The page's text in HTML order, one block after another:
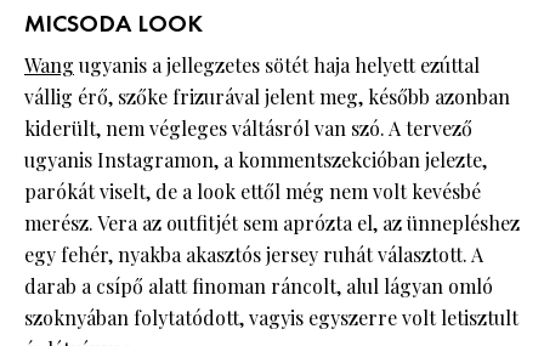
MICSODA LOOK
Wang ugyanis a jellegzetes sötét haja helyett ezúttal
vállig érő, szőke frizurával jelent meg, később azonban
kiderült, nem végleges váltásról van szó. A tervező
ugyanis Instagramon, a kommentszekcióban jelezte,
parókát viselt, de a look ettől még nem volt kevésbé
merész. Vera az outfitjét sem aprózta el, az ünnepléshez
egy fehér, nyakba akasztós jersey ruhát választott. A
darab a csípő alatt finoman ráncolt, alul lágyan omló
szoknyában folytatódott, vagyis egyszerre volt letisztult